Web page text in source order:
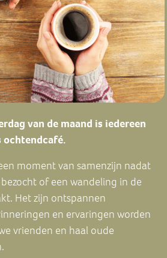
van de maand is iedereen
ochtendcafé.
moment van samenzijn nadat
of een wandeling in de
Het zijn ontspannen
en ervaringen worden
vrienden en haal oude